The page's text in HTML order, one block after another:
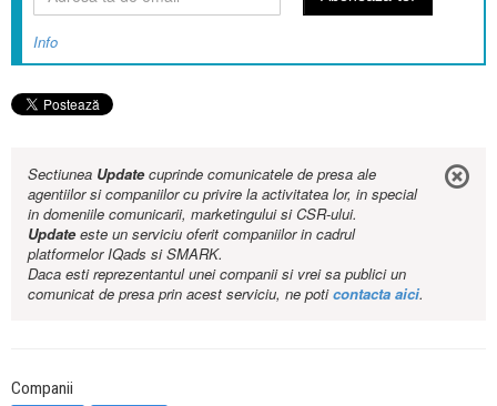
Info
Sectiunea Updatecuprinde comunicatele de presa ale
agentiilor si companiilor cu privire la activitatea lor, in special
in domeniile comunicarii, marketingului si CSR-ului.
Updateeste un serviciu oferit companiilor in cadrul
platformelor IQads si SMARK.
Daca esti reprezentantul unei companii si vrei sa publici un
comunicat de presa prin acest serviciu, ne poticontacta aici.
Companii